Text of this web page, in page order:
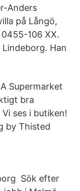
Anders
på Långö,
106 XX.
Han
Supermarket
bra
ses i butiken!
by Thisted
Sök efter